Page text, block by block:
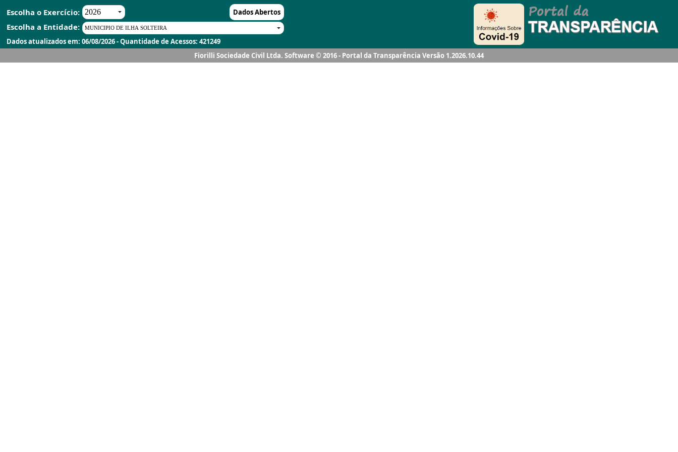
Escolha o Exercício: Dados Abertos
Escolha a Entidade:
Dados atualizados em: 06/08/2026 - Quantidade de Acessos: 421249
Fiorilli Sociedade Civil Ltda. Software © 2016 - Portal da Transparência Versão 1.2026.10.44